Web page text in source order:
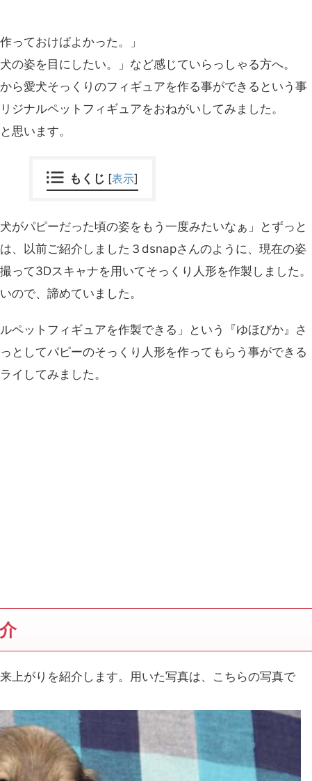
っておけばよかった。」
の姿を目にしたい。」など感じていらっしゃる方へ。
ら愛犬そっくりのフィギュアを作る事ができるという事
ジナルペットフィギュアをおねがいしてみました。
思います。
もくじ [表示]
がパピーだった頃の姿をもう一度みたいなぁ」とずっと
、以前ご紹介しました３dsnapさんのように、現在の姿
って3Dスキャナを用いてそっくり人形を作製しました。
ので、諦めていました。
ペットフィギュアを作製できる」という『ゆほびか』さ
としてパピーのそっくり人形を作ってもらう事ができる
イしてみました。
上がりを紹介します。用いた写真は、こちらの写真で